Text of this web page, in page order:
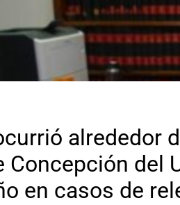
alrededor
Concepción del
en casos de